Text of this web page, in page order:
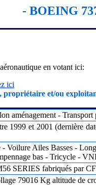
- BOEING
en votant ici:
ici
propriétaire et/ou
aménagement -
1999 et 2001 (dernière
- Voilure Ailes Basses -
bas - Tricycle -
SERIES fabriqués par
79016 Kg altitude de